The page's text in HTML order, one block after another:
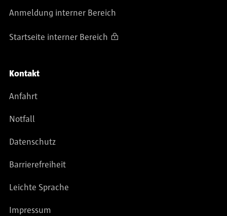
Anmeldung interner Bereich
Startseite interner Bereich
Kontakt
Anfahrt
Notfall
Datenschutz
Barrierefreiheit
Leichte Sprache
Impressum